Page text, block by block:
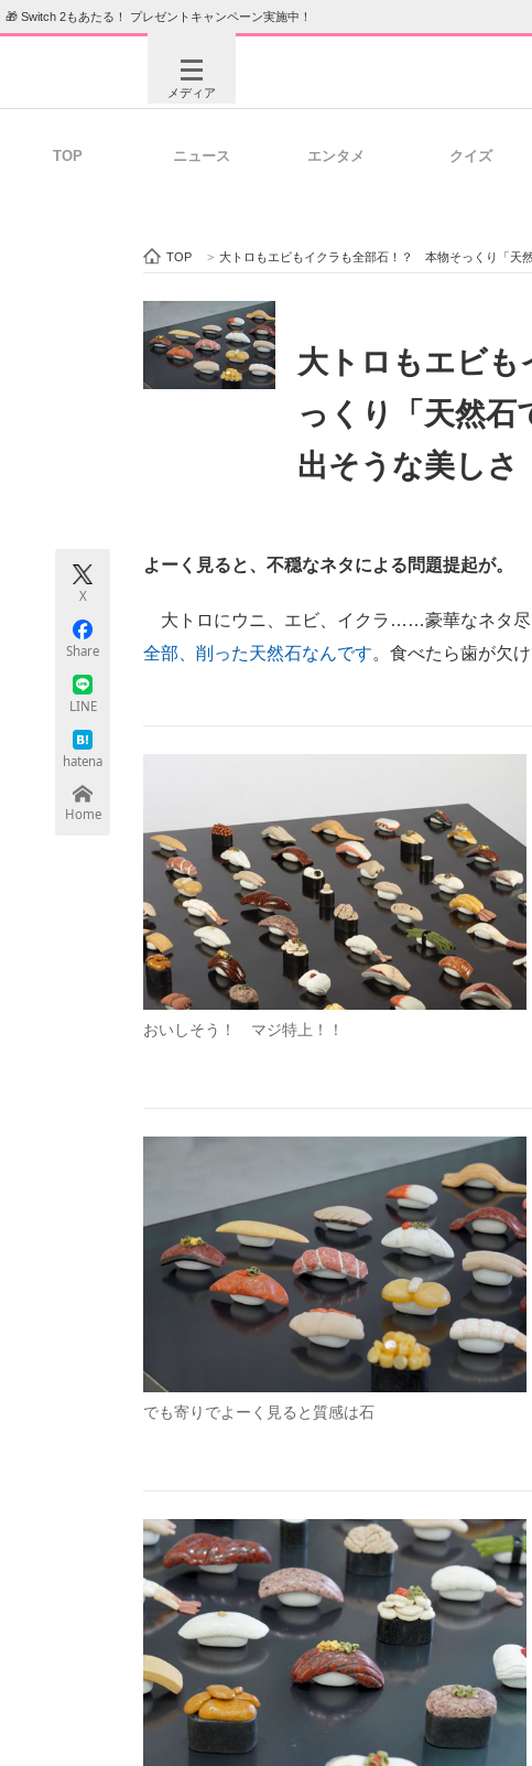
🎁 Switch 2もあたる！ プレゼントキャンペーン実施中！
メディア
ビジネスと働き方のヒント
ITエンジニア向け専門サイト 企業向けIT製品の
ちょっと気になるネットの話題
TOP ニュース エンタメ クイズ
TOP > 大トロもエビもイクラも全部石！？ 本物そっくり「天
大トロもエビ
っくり「天然
出そうな美しさ
X
Share
LINE
hatena
Home
よーく見ると、不穏なネタによる問題提起が。
大トロにウニ、エビ、イクラ……豪華なネタ
全部、削った天然石なんです。食べたら歯が欠け
おいしそう！ マジ特上！！
でも寄りでよーく見ると質感は石